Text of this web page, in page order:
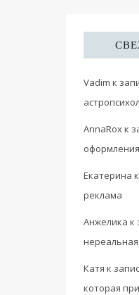
Vadim к
AnnaRoxк
Екатерина
реклама
Анжелика к
Катя к
которая